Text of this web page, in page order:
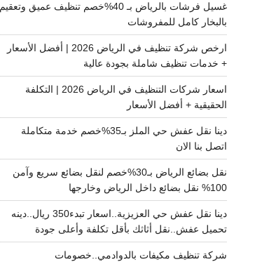
غسيل فرشات بالرياض بـ 40%خصم تنظيف عميق وتعقيم
بالبخار كامل للمفروشات
ارخص شركة تنظيف في الرياض 2026 | أفضل الأسعار
+ خدمات تنظيف شاملة بجودة عالية
اسعار شركات التنظيف في الرياض 2026 | التكلفة
الحقيقية + أفضل الأسعار
دينا نقل عفش حي الملز بـ35%خصم خدمة متكاملة
اتصل بنا الان
نقل بضائع الرياض بـ30%خصم لنقل بضائع سريع وآمن
100% نقل بضائع داخل الرياض وخارجها
دينا نقل عفش حي العزيزية..اسعار تبدء350 ريال..دينه
تحميل عفش..نقل أثاثك بأقل تكلفة وأعلى جودة
شركة تنظيف مكيفات بالدوادمي..خصومات